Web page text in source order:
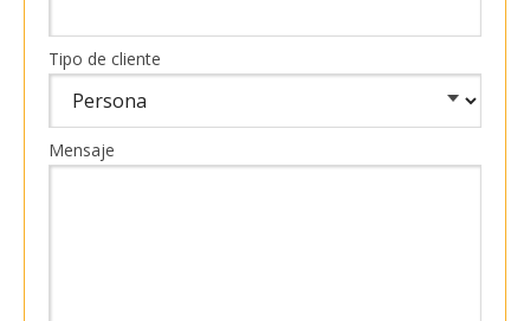
Tipo de cliente
Mensaje